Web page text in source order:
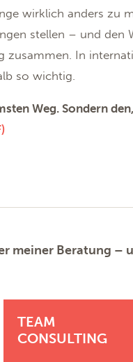
wirklich anders zu
stellen – und
zusammen. In
so wichtig.
Weg. Sondern
meiner Beratung
TEAM
CONSULTING